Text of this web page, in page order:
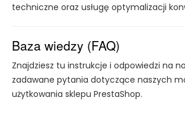
techniczne oraz usługę optymalizacji
Baza wiedzy (FAQ)
Znajdziesz tu instrukcje i odpowiedzi na
zadawane pytania dotyczące naszych
użytkowania sklepu PrestaShop.